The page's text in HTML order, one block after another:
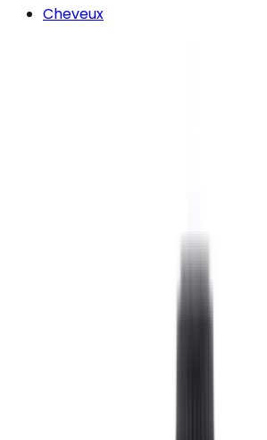
Cheveux